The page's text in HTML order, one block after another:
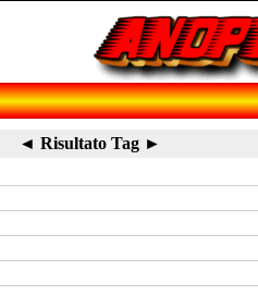
◄ Risultato Tag ►